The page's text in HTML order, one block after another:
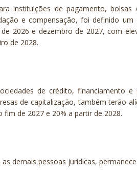
instituições de pagamento,
e compensação, foi definido um
de 2026 e dezembro de 2027, com
de 2028.
de crédito, financiamento
de capitalização, também terão
fim de 2027 e 20% a partir de 2028.
as demais pessoas jurídicas,